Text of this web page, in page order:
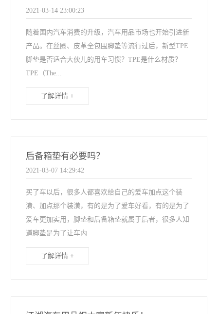
2021-03-14 23:00:23
随着国内汽车消费的升级，汽车用品市场也开始引进新
产品。在丝圈、皮革全包围脚垫等流行过后，新型TPE
脚垫是否适合大伙儿的用车习惯？TPE是什么材质？
TPE（The...
了解详情 +
后备箱垫有必要吗？
2021-03-07 14:29:42
买了车以后，很多人都喜欢给自己的爱车加点这个装
潢、加点那个装潢，有的是为了爱车好看，有的是为了
爱车更加实用，脚垫和后备箱垫就属于后者，很多人知
道脚垫是为了让车内...
了解详情 +